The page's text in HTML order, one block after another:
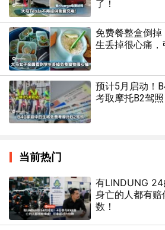
了！
免费餐整盒倒
生丢掉很心痛，
预计5月启动！
考取摩托B2驾照
当前热门
有LINDUNG 24
身亡的人都有
数！